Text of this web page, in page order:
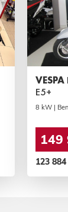
VESPA
E5+
8 kW |
149
123